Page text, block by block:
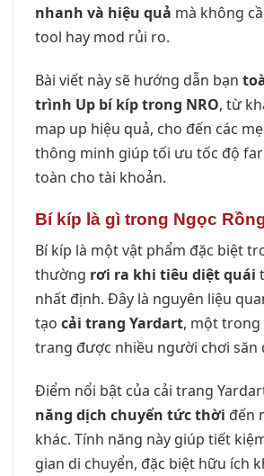
nhanh và hiệu quả mà không
tool hay mod rủi ro.
Bài viết này sẽ hướng dẫn bạn
trình Up bí kíp trong NRO, từ
map up hiệu quả, cho đến các
thông minh giúp tối ưu tốc độ
toàn cho tài khoản.
Bí kíp là gì trong Ngọc
Bí kíp là một vật phẩm đặc biệt
thường rơi ra khi tiêu diệt quái
nhất định. Đây là nguyên liệu
tạo cải trang Yardart, một trong
trang được nhiều người chơi săn
Điểm nổi bật của cải trang
năng dịch chuyển tức thời đến
khác. Tính năng này giúp tiết
gian di chuyển, đặc biệt hữu ích